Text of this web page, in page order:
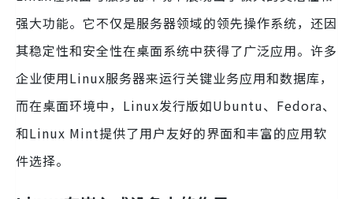
强大功能。它不仅是服务器领域的领先操作系统，还因
其稳定性和安全性在桌面系统中获得了广泛应用。许多
企业使用Linux服务器来运行关键业务应用和数据库，
而在桌面环境中，Linux发行版如Ubuntu、Fedora、
和Linux Mint提供了用户友好的界面和丰富的应用软
件选择。